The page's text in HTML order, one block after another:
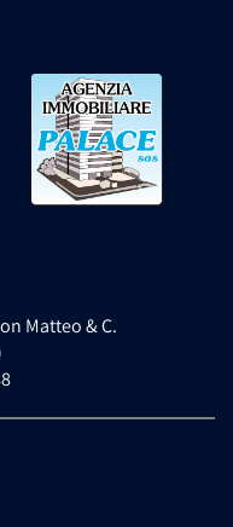
Matteo & C.